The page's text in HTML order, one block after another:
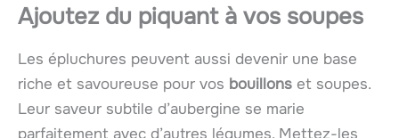
Ajoutez du piquant à vos soupes
Les épluchures peuvent aussi devenir une base
riche et savoureuse pour vos bouillons et soupes.
Leur saveur subtile d’aubergine se marie
parfaitement avec d’autres légumes. Mettez-les